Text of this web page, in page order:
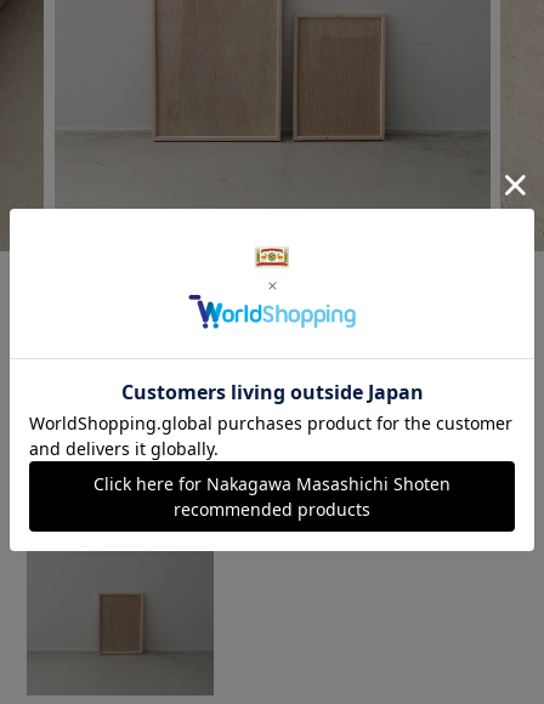
フレーム L
フレーム M